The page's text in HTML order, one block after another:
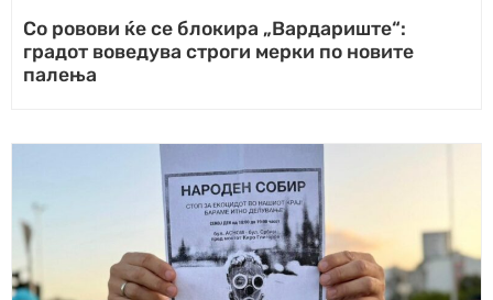
Со ровови ќе се блокира „Вардариште“:
градот воведува строги мерки по новите
палења